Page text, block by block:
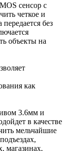
сенсор c
четкое и
без
объекты на
как
3.6мм и
в качестве
мельчайшие
магазинах,